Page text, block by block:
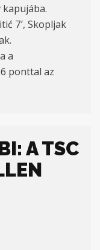
7′, Skopljak
a
ponttal az
A TSC